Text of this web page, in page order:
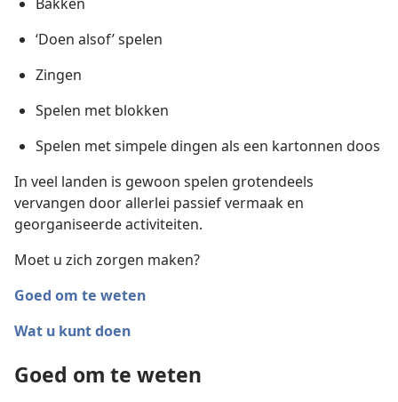
‘Doen alsof’ spelen
Zingen
Spelen met blokken
Spelen met simpele dingen als een kartonnen doos
In veel landen is gewoon spelen grotendeels
vervangen door allerlei passief vermaak en
georganiseerde activiteiten.
Moet u zich zorgen maken?
Goed om te weten
Wat u kunt doen
Goed om te weten